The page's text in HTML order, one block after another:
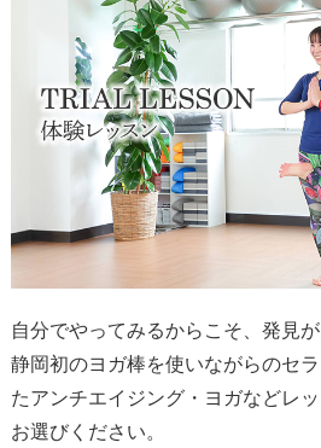
自分でやってみるからこそ、発見が
静岡初のヨガ棒を使いながらのセ
たアンチエイジング・ヨガなどレ
お選びください。